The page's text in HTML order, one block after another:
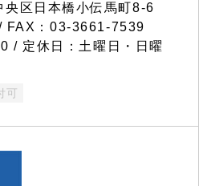
区日本橋小伝馬町8-6
FAX：03-3661-7539
/ 定休日：土曜日・日曜
可